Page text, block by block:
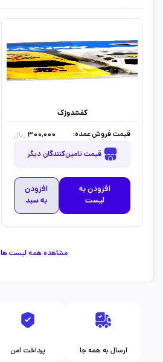
کفشدوزک
قیمت فروش عمده:
300,000 ریال
قیمت تامین‌کنندگان دیگر
افزودن به
لیست
افزودن
به سبد
مشاهده همه لیست ها
پرداخت امن ارسال به همه جا